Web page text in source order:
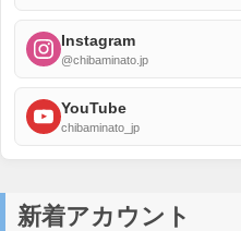
Instagram
@chibaminato.jp
YouTube
chibaminato_jp
新着アカウント